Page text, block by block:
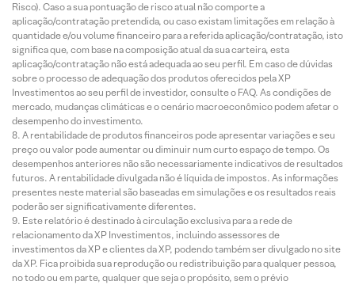
Risco). Caso a sua pontuação de risco atual não comporte a
aplicação/contratação pretendida, ou caso existam limitações em relação à
quantidade e/ou volume financeiro para a referida aplicação/contratação, isto
significa que, com base na composição atual da sua carteira, esta
aplicação/contratação não está adequada ao seu perfil. Em caso de dúvidas
sobre o processo de adequação dos produtos oferecidos pela XP
Investimentos ao seu perfil de investidor, consulte o FAQ. As condições de
mercado, mudanças climáticas e o cenário macroeconômico podem afetar o
desempenho do investimento.
A rentabilidade de produtos financeiros pode apresentar variações e seu
preço ou valor pode aumentar ou diminuir num curto espaço de tempo. Os
desempenhos anteriores não são necessariamente indicativos de resultados
futuros. A rentabilidade divulgada não é líquida de impostos. As informações
presentes neste material são baseadas em simulações e os resultados reais
poderão ser significativamente diferentes.
Este relatório é destinado à circulação exclusiva para a rede de
relacionamento da XP Investimentos, incluindo assessores de
investimentos da XP e clientes da XP, podendo também ser divulgado no site
da XP. Fica proibida sua reprodução ou redistribuição para qualquer pessoa,
no todo ou em parte, qualquer que seja o propósito, sem o prévio